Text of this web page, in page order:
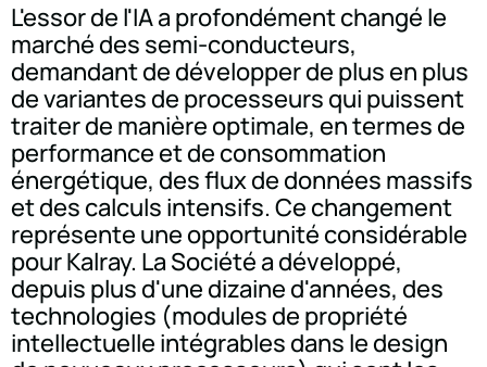
L'essor de l'IA a profondément changé le
marché des semi-conducteurs,
demandant de développer de plus en plus
de variantes de processeurs qui puissent
traiter de manière optimale, en termes de
performance et de consommation
énergétique, des flux de données massifs
et des calculs intensifs. Ce changement
représente une opportunité considérable
pour Kalray. La Société a développé,
depuis plus d'une dizaine d'années, des
technologies (modules de propriété
intellectuelle intégrables dans le design